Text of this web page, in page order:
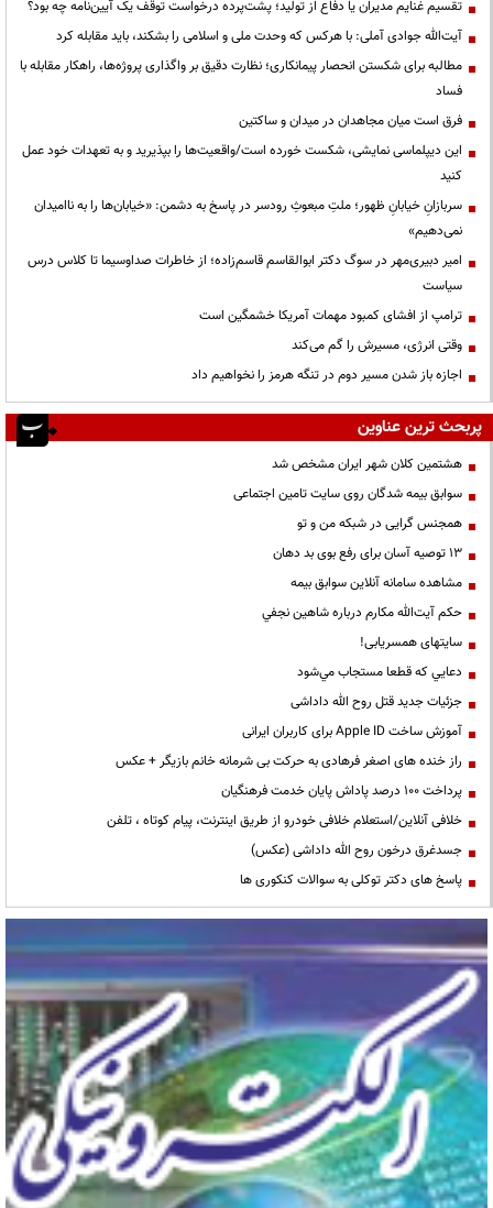
تقسیم غنایم مدیران یا دفاع از تولید؛ پشت‌پرده درخواست توقف یک آیین‌نامه چه بود؟
آیت‌الله جوادی آملی: با هرکس که وحدت ملی و اسلامی را بشکند، باید مقابله کرد
مطالبه برای شکستن انحصار پیمانکاری؛ نظارت دقیق بر واگذاری پروژه‌ها، راهکار مقابله با
فساد
فرق است میان مجاهدان در میدان و ساکتین
این دیپلماسی نمایشی، شکست خورده است/واقعیت‌ها را بپذیرید و به تعهدات خود عمل
کنید
سربازانِ خیابانِ ظهور؛ ملتِ مبعوثِ رودسر در پاسخ به دشمن: «خیابان‌ها را به ناامیدان
نمی‌دهیم»
امیر دبیری‌مهر در سوگ دکتر ابوالقاسم قاسم‌زاده؛ از خاطرات صداوسیما تا کلاس درس
سیاست
ترامپ از افشای کمبود مهمات آمریکا خشمگین است
وقتی انرژی، مسیرش را گم می‌کند
اجازه باز شدن مسیر دوم در تنگه هرمز را نخواهیم داد
پربحث ترین عناوین
هشتمین کلان شهر ایران مشخص شد
سوابق بیمه شدگان روی سایت تامین اجتماعی
همجنس گرایی در شبکه من و تو
13 توصیه آسان برای رفع بوی بد دهان
مشاهده سامانه آنلاين سوابق بیمه
حكم آيت‌الله مكارم درباره شاهين نجفي
سایتهای همسریابی!
دعايي كه قطعا مستجاب مي‌شود
جزئیات جدید قتل روح الله داداشی
آموزش ساخت Apple ID برای کاربران ایرانی
راز خنده های اصغر فرهادی به حرکت بی شرمانه خانم بازیگر + عکس
پرداخت ۱۰۰ درصد پاداش پایان خدمت فرهنگیان
خلافی آنلاین/استعلام خلافی خودرو از طریق اینترنت، پیام کوتاه ، تلفن
جسدغرق درخون روح الله داداشی (عکس)
پاسخ های دکتر توکلی به سوالات کنکوری ها